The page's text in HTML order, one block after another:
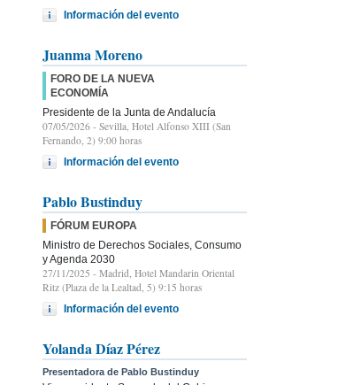
Información del evento
Juanma Moreno
FORO DE LA NUEVA
ECONOMÍA
Presidente de la Junta de Andalucía
07/05/2026 - Sevilla, Hotel Alfonso XIII (San
Fernando, 2) 9:00 horas
Información del evento
Pablo Bustinduy
FÓRUM EUROPA
Ministro de Derechos Sociales, Consumo
y Agenda 2030
27/11/2025 - Madrid, Hotel Mandarin Oriental
Ritz (Plaza de la Lealtad, 5) 9:15 horas
Información del evento
Yolanda Díaz Pérez
Presentadora de Pablo Bustinduy